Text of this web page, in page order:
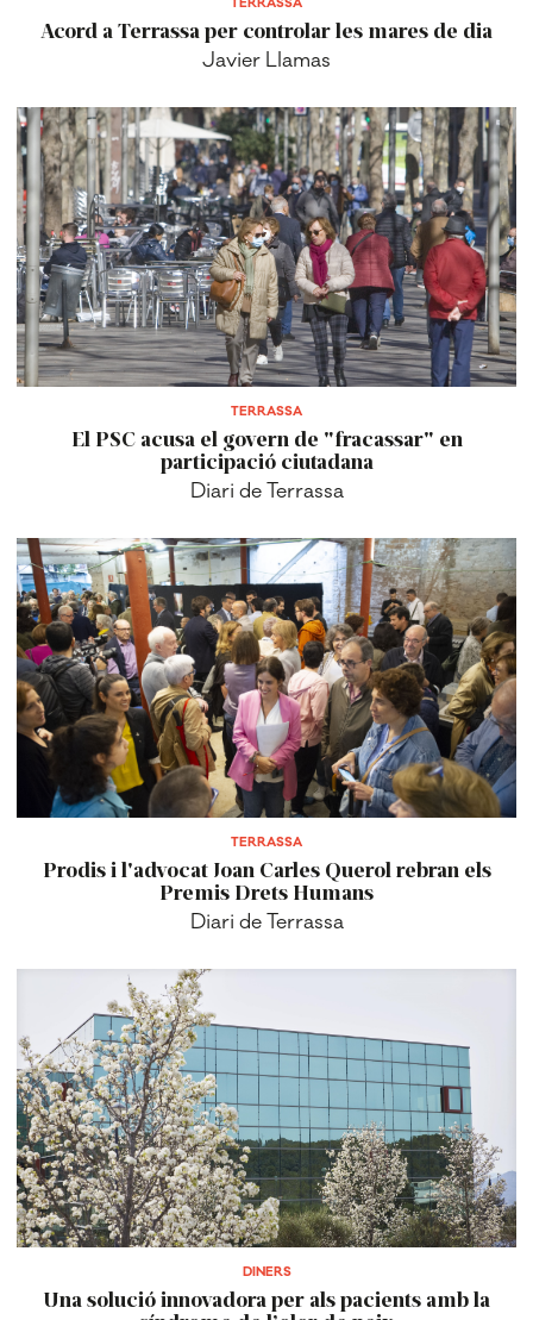
TERRASSA
Acord a Terrassa per controlar les mares de dia
Javier Llamas
TERRASSA
El PSC acusa el govern de "fracassar" en
participació ciutadana
Diari de Terrassa
TERRASSA
Prodis i l'advocat Joan Carles Querol rebran els
Premis Drets Humans
Diari de Terrassa
DINERS
Una solució innovadora per als pacients amb la